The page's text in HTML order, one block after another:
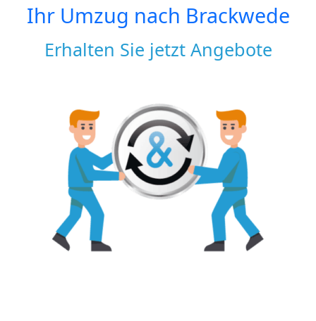
Ihr Umzug nach Brackwede
Erhalten Sie jetzt Angebote